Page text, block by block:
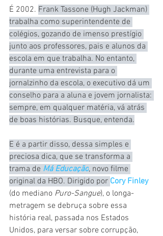
É 2002. Frank Tassone (Hugh Jackman)
trabalha como superintendente de
colégios, gozando de imenso prestígio
junto aos professores, pais e alunos da
escola em que trabalha. No entanto,
durante uma entrevista para o
jornalzinho da escola, o executivo dá um
conselho para a aluna e jovem jornalista:
sempre, em qualquer matéria, vá atrás
de boas histórias. Busque, entenda.
E é a partir disso, dessa simples e
preciosa dica, que se transforma a
trama de Má Educação, novo filme
original da HBO. Dirigido por Cory Finley
(do mediano Puro-Sangue), o longa-
metragem se debruça sobre essa
história real, passada nos Estados
Unidos, para versar sobre corrupção,